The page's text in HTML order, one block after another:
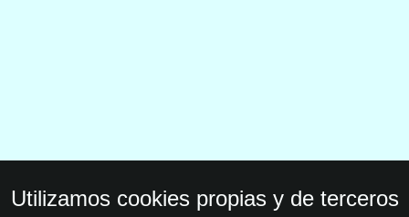
Utilizamos cookies propias y de terceros